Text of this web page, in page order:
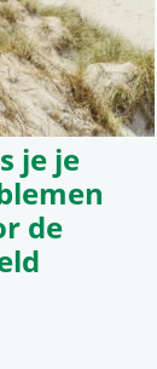
je je
de